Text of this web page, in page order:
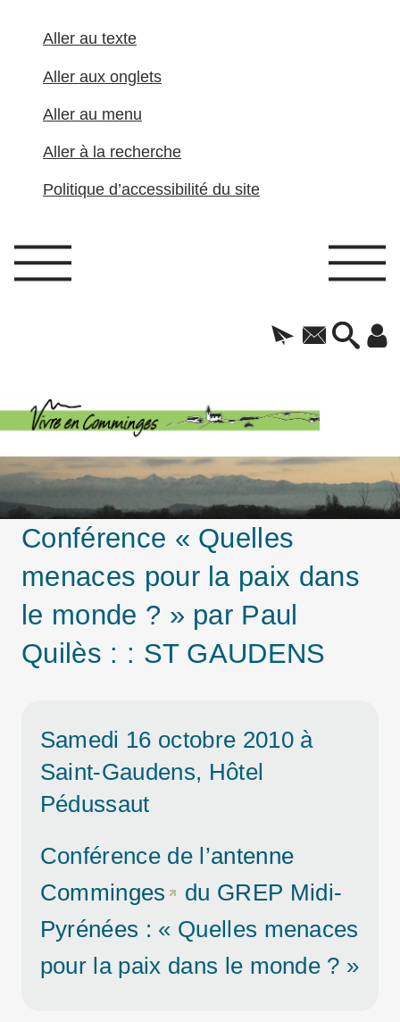
Aller au texte
Aller aux onglets
Aller au menu
Aller à la recherche
Politique d’accessibilité du site
Conférence « Quelles
menaces pour la paix dans
le monde ? » par Paul
Quilès : : ST GAUDENS
Samedi 16 octobre 2010 à
Saint-Gaudens, Hôtel
Pédussaut
Conférence de l’antenne
Comminges
du GREP Midi-
Pyrénées : « Quelles menaces
pour la paix dans le monde ? »